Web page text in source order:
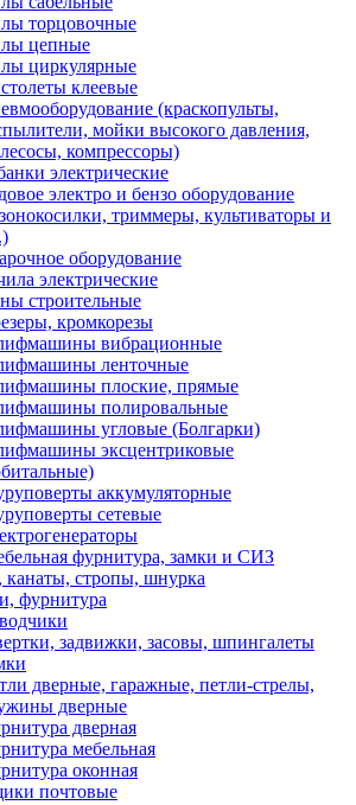
торцовочные
цепные
циркулярные
клеевые
(краскопульты,
мойки высокого давления,
компрессоры)
электрические
электро и бензо оборудование
триммеры, культиваторы и
оборудование
электрические
строительные
кромкорезы
вибрационные
ленточные
плоские, прямые
полировальные
угловые (Болгарки)
эксцентриковые
аккумуляторные
сетевые
фурнитура, замки и СИЗ
канаты, стропы, шнурка
фурнитура
задвижки, засовы, шпингалеты
дверные, гаражные, петли-стрелы,
дверные
дверная
мебельная
оконная
почтовые